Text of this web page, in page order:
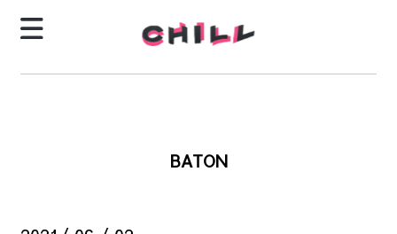
BATON